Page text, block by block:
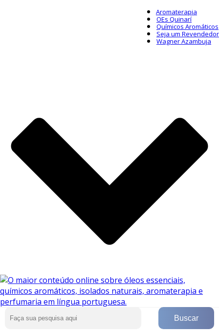
Aromaterapia
OEs Quinarí
Químicos Aromáticos
Seja um Revendedor
Wagner Azambuja